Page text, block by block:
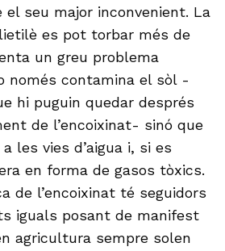
seu major inconvenient. La
es pot torbar més de
un greu problema
només contamina el sòl -
hi puguin quedar després
de l’encoixinat- sinó que
les vies d’aigua i, si es
en forma de gasos tòxics.
de l’encoixinat té seguidors
iguals posant de manifest
agricultura sempre solen